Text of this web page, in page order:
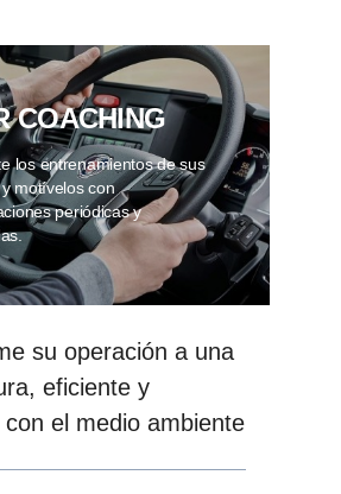
COACHING
los entrenamientos de sus
motívelos con
periódicas y
su operación a una
eficiente y
el medio ambiente